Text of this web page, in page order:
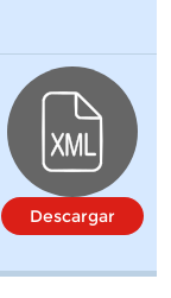
Descargar